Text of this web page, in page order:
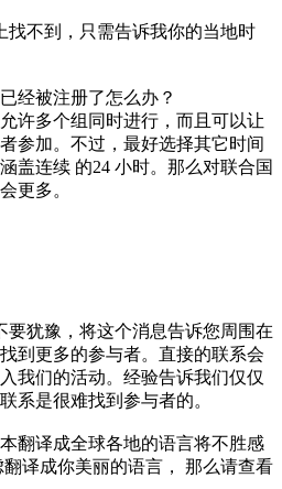
找不到，只需告诉我你的当地时
经被注册了怎么办？
许多个组同时进行，而且可以让
参加。不过，最好选择其它时间
盖连续 的24 小时。那么对联合国
更多。
要犹豫，将这个消息告诉您周围在
到更多的参与者。直接的联系会
我们的活动。经验告诉我们仅仅
系是很难找到参与者的。
翻译成全球各地的语言将不胜感
译成你美丽的语言， 那么请查看